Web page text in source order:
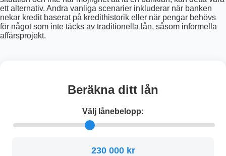
ett alternativ. Andra vanliga scenarier inkluderar när banken
nekar kredit baserat på kredithistorik eller när pengar behövs
för något som inte täcks av traditionella lån, såsom informella
affärsprojekt.
Beräkna ditt lån
Välj lånebelopp:
230 000 kr